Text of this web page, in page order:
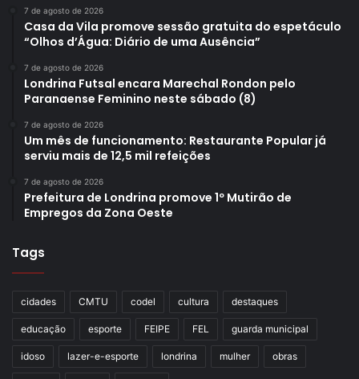
7 de agosto de 2026
Casa da Vila promove sessão gratuita do espetáculo
“Olhos d’Água: Diário de uma Ausência”
7 de agosto de 2026
Londrina Futsal encara Marechal Rondon pelo
Paranaense Feminino neste sábado (8)
7 de agosto de 2026
Um mês de funcionamento: Restaurante Popular já
serviu mais de 12,5 mil refeições
7 de agosto de 2026
Prefeitura de Londrina promove 1º Mutirão de
Empregos da Zona Oeste
Tags
cidades CMTU codel cultura destaques
educação esporte FEIPE FEL guarda municipal
idoso lazer-e-esporte londrina mulher obras